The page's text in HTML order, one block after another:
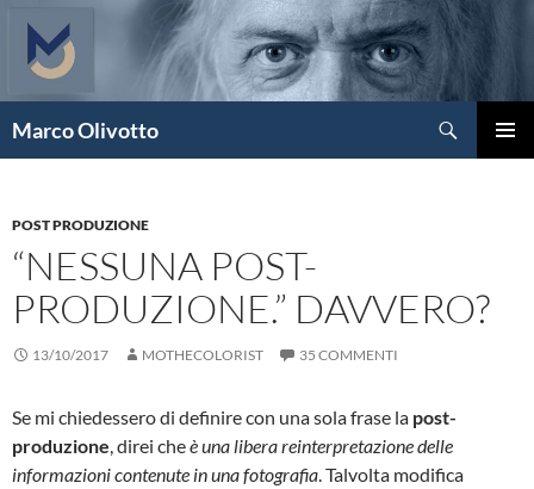
contenuto
Marco Olivotto
POST PRODUZIONE
“NESSUNA POST-
PRODUZIONE.” DAVVERO?
13/10/2017 MOTHECOLORIST 35 COMMENTI
Se mi chiedessero di definire con una sola frase la post-
produzione, direi cheè una libera reinterpretazione delle
informazioni contenute in una fotografia. Talvolta modifica